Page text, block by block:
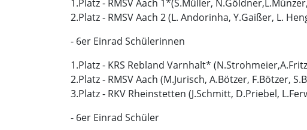
1.Platz - RMSV Aach 1*(S.Müller,
2.Platz - RMSV Aach 2 (L. Andorinha, Y.Gaißer, L.
- 6er Einrad Schülerinnen
1.Platz - KRS Rebland Varnhalt*
2.Platz - RMSV Aach (M.Jurisch, A.Bötzer, F.Bötzer,
3.Platz - RKV Rheinstetten (J.Schmitt, D.Priebel,
- 6er Einrad Schüler